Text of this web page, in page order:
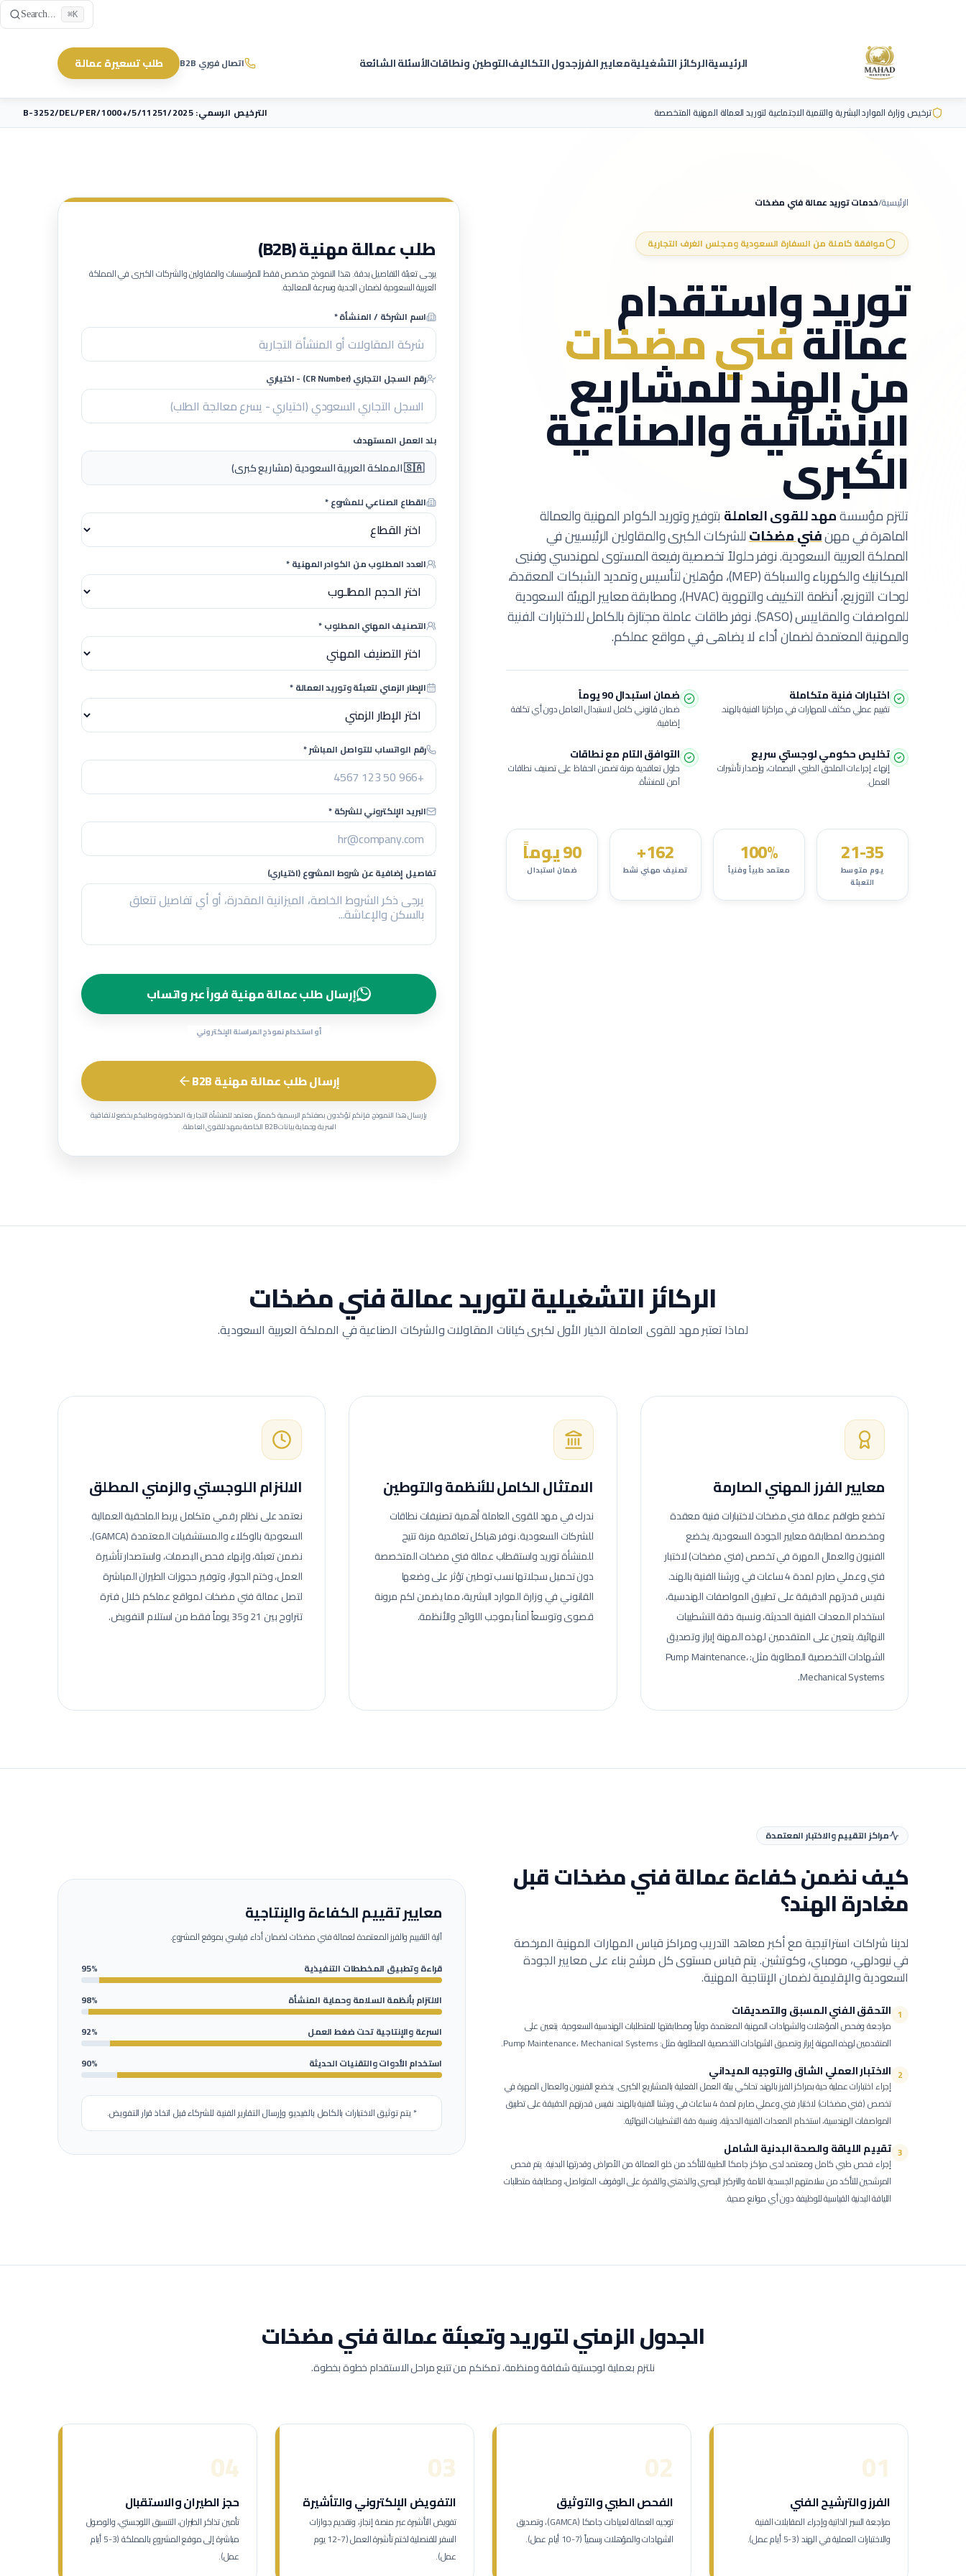
Skip to main content
Search... ⌘K
الرئيسيةالركائز التشغيليةمعايير الفرزجدول التكاليفالتوطين ونطاقاتالأسئلة الشائعة اتصال فوري B2B طلب تسعيرة عمالة
ترخيص وزارة الموارد البشرية والتنمية الاجتماعية لتوريد العمالة المهنية المتخصصة الترخيص الرسمي: B-3252/DEL/PER/1000+/5/11251/2025
الرئيسية/خدمات توريد عمالةفني مضخات
موافقة كاملة من السفارة السعودية ومجلس الغرف التجارية
توريد واستقدام
عمالةفني مضخات
من الهند للمشاريع
الإنشائية والصناعية
الكبرى
تلتزم مؤسسةمهد للقوى العاملة بتوفير وتوريد الكوادر المهنية والعمالة
الماهرة في مهنفني مضخاتللشركات الكبرى والمقاولين الرئيسيين في
المملكة العربية السعودية.نوفر حلولاً تخصصية رفيعة المستوى لمهندسي وفنيي
الميكانيك والكهرباء والسباكة (MEP)، مؤهلين لتأسيس وتمديد الشبكات المعقدة،
لوحات التوزيع، أنظمة التكييف والتهوية (HVAC)، ومطابقة معايير الهيئة السعودية
للمواصفات والمقاييس (SASO).
نوفر طاقات عاملة مجتازة بالكامل للاختبارات الفنية
والمهنية المعتمدة لضمان أداء لا يضاهى في مواقع عملكم.
اختبارات فنية متكاملة
تقييم عملي مكثف للمهارات في مراكزنا الفنية بالهند.
ضمان استبدال 90 يوماً
ضمان قانوني كامل لاستبدال العامل دون أي تكلفة
إضافية.
تخليص حكومي لوجستي سريع
إنهاء إجراءات الملحق الطبي، البصمات، وإصدار تأشيرات
العمل.
التوافق التام مع نطاقات
حلول تعاقدية مرنة تضمن الحفاظ على تصنيف نطاقات
آمن للمنشأة.
21-35
يوم متوسط
التعبئة
100%
معتمد طبياً وفنياً
162+
تصنيف مهني نشط
90 يوماً
ضمان استبدال
طلب عمالة مهنية (B2B)
يرجى تعبئة التفاصيل بدقة. هذا النموذج مخصص فقط للمؤسسات والمقاولين والشركات الكبرى في المملكة
العربية السعودية لضمان الجدية وسرعة المعالجة.
اسم الشركة / المنشأة *
رقم السجل التجاري (CR Number) - اختياري
بلد العمل المستهدف
🇸🇦 المملكة العربية السعودية (مشاريع كبرى)
القطاع الصناعي للمشروع *
العدد المطلوب من الكوادر المهنية *
التصنيف المهني المطلوب *
الإطار الزمني لتعبئة وتوريد العمالة *
رقم الواتساب للتواصل المباشر *
البريد الإلكتروني للشركة *
تفاصيل إضافية عن شروط المشروع (اختياري)
إرسال طلب عمالة مهنية فوراً عبر واتساب
أو استخدام نموذج المراسلة الإلكتروني
إرسال طلب عمالة مهنية B2B
بإرسال هذا النموذج، فإنكم تؤكدون بصفتكم الرسمية كممثل معتمد للمنشأة التجارية المذكورة وطلبكم يخضع لاتفاقية
السرية وحماية بيانات B2B الخاصة بمهد للقوى العاملة.
الركائز التشغيلية لتوريد عمالةفني مضخات
لماذا تعتبر مهد للقوى العاملة الخيار الأول لكبرى كيانات المقاولات والشركات الصناعية في المملكة العربية السعودية.
معايير الفرز المهني الصارمة
تخضع طواقم عمالةفني مضخاتلاختبارات فنية معقدة
ومخصصة لمطابقة معايير الجودة السعودية.يخضع
الفنيون والعمال المهرة في تخصص (فني مضخات) لاختبار
فني وعملي صارم لمدة 4 ساعات في ورشنا الفنية بالهند.
نقيس قدرتهم الدقيقة على تطبيق المواصفات الهندسية،
استخدام المعدات الفنية الحديثة، ونسبة دقة التشطيبات
النهائية.يتعين على المتقدمين لهذه المهنة إبراز وتصديق
الشهادات التخصصية المطلوبة مثل: Pump Maintenance،
Mechanical Systems.
الامتثال الكامل للأنظمة والتوطين
ندرك في مهد للقوى العاملة أهمية تصنيفات نطاقات
للشركات السعودية. نوفر هياكل تعاقدية مرنة تتيح
للمنشأة توريد واستقطاب عمالةفني مضخاتالمتخصصة
دون تحميل سجلاتها نسب توطين تؤثر على وضعها
القانوني في وزارة الموارد البشرية، مما يضمن لكم مرونة
قصوى وتوسعاً آمناً بموجب اللوائح والأنظمة.
الالنزام اللوجستي والزمني المطلق
نعتمد على نظام رقمي متكامل يربط الملحقية العمالية
السعودية بالوكلاء والمستشفيات المعتمدة (GAMCA).
نضمن تعبئة، وإنهاء فحص البصمات، واستصدار تأشيرة
العمل، وختم الجواز، وتوفير حجوزات الطيران المباشرة
لتصل عمالةفني مضخاتلمواقع عملكم خلال فترة
تتراوح بين 21 و35 يوماً فقط من استلام التفويض.
مراكز التقييم والاختبار المعتمدة
كيف نضمن كفاءة عمالةفني مضخاتقبل
مغادرة الهند؟
لدينا شراكات استراتيجية مع أكبر معاهد التدريب ومراكز قياس المهارات المهنية المرخصة
في نيودلهي، مومباي، وكوتشين. يتم قياس مستوى كل مرشح بناء على معايير الجودة
السعودية والإقليمية لضمان الإنتاجية المهنية.
1 التحقق الفني المسبق والتصديقات
مراجعة وفحص المؤهلات والشهادات المهنية المعتمدة دولياً ومطابقتها للمتطلبات الهندسية السعودية.يتعين على
المتقدمين لهذه المهنة إبراز وتصديق الشهادات التخصصية المطلوبة مثل: Pump Maintenance، Mechanical Systems.
2 الاختبار العملي الشاق والتوجيه الميداني
إجراء اختبارات عملية حية بمراكز الفرز بالهند تحاكي بيئة العمل الفعلية بالمشاريع الكبرى.يخضع الفنيون والعمال المهرة في
تخصص (فني مضخات) لاختبار فني وعملي صارم لمدة 4 ساعات في ورشنا الفنية بالهند. نقيس قدرتهم الدقيقة على تطبيق
المواصفات الهندسية، استخدام المعدات الفنية الحديثة، ونسبة دقة التشطيبات النهائية.
3 تقييم اللياقة والصحة البدنية الشامل
إجراء فحص طبي كامل ومعتمد لدى مراكز جامكا الطبية للتأكد من خلو العمالة من الأمراض وقدرتها البدنية.يتم فحص
المرشحين للتأكد من سلامتهم الجسدية التامة والتركيز البصري والذهني والقدرة على الوقوف المتواصل، ومطابقة متطلبات
اللياقة البدنية القياسية للوظيفة دون أي موانع صحية.
معايير تقييم الكفاءة والإنتاجية
آلية التقييم والفرز المعتمدة لعمالةفني مضخاتلضمان أداء قياسي بموقع المشروع.
قراءة وتطبيق المخططات التنفيذية
95%
الالتزام بأنظمة السلامة وحماية المنشأة
98%
السرعة والإنتاجية تحت ضغط العمل
92%
استخدام الأدوات والتقنيات الحديثة
90%
* يتم توثيق الاختبارات بالكامل بالفيديو وإرسال التقارير الفنية للشركاء قبل اتخاذ قرار التفويض.
الجدول الزمني لتوريد وتعبئة عمالةفني مضخات
نلتزم بعملية لوجستية شفافة ومنظمة، تمكنكم من تتبع مراحل الاستقدام خطوة بخطوة.
01
الفرز والترشيح الفني
مراجعة السير الذاتية وإجراء المقابلات الفنية
والاختبارات العملية في الهند (3-5 أيام عمل).
02
الفحص الطبي والتوثيق
توجيه العمالة لعيادات جامكا (GAMCA)، وتصديق
الشهادات والمؤهلات رسمياً (7-10 أيام عمل).
03
التفويض الإلكتروني والتأشيرة
تفويض التأشيرة عبر منصة إنجاز، وتقديم جوازات
السفر للقنصلية لختم تأشيرة العمل (7-12 يوم
عمل).
04
حجز الطيران والاستقبال
تأمين تذاكر الطيران، التنسيق اللوجستي، والوصول
مباشرة إلى موقع المشروع بالمملكة (3-5 أيام
عمل).